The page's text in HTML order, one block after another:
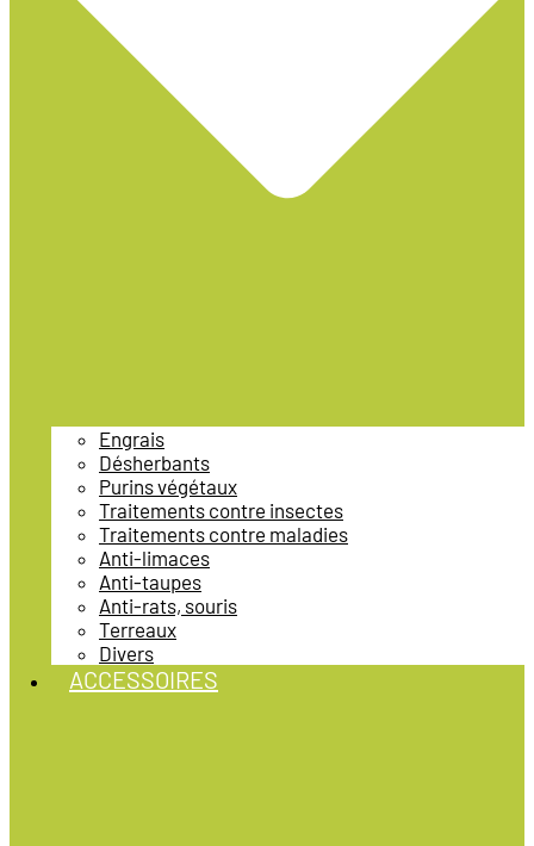
Engrais
Désherbants
Purins végétaux
Traitements contre insectes
Traitements contre maladies
Anti-limaces
Anti-taupes
Anti-rats, souris
Terreaux
Divers
ACCESSOIRES